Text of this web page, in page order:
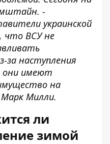
-
украинской
что ВСУ не
за наступления
они имеют
на
Милли.
ли
зимой